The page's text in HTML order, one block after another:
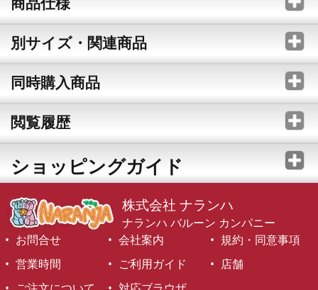
別サイズ・関連商品
同時購入商品
閲覧履歴
ショッピングガイド
株式会社 ナランハ
ナランハ バルーン カンパニー
お問合せ
会社案内
規約・同意事項
営業時間
ご利用ガイド
店舗